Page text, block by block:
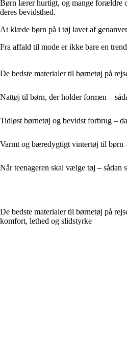
Børn lærer hurtigt, og mange forældre
deres bevidsthed.
At klæde børn på i tøj lavet af
Fra affald til mode er ikke bare en
De bedste materialer til børnetøj på
Nattøj til børn, der holder formen –
Tidløst børnetøj og bevidst forbrug –
Varmt og bæredygtigt vintertøj til børn
Når teenageren skal vælge tøj – sådan
De bedste materialer til børnetøj på
komfort, lethed og slidstyrke